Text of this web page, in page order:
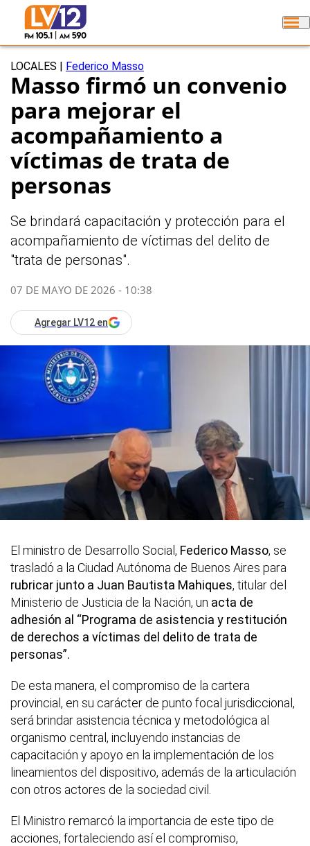
LOCALES Federico Masso
Masso firmó un convenio
para mejorar el
acompañamiento a
víctimas de trata de
personas
Se brindará capacitación y protección para el
acompañamiento de víctimas del delito de
"trata de personas".
07 DE MAYO DE 2026 - 10:38
Agregar LV12 en
El ministro de Desarrollo Social, Federico Masso, se
trasladó a la Ciudad Autónoma de Buenos Aires para
rubricar junto a Juan Bautista Mahiques, titular del
Ministerio de Justicia de la Nación, un acta de
adhesión al “Programa de asistencia y restitución
de derechos a víctimas del delito de trata de
personas”.
De esta manera, el compromiso de la cartera
provincial, en su carácter de punto focal jurisdiccional,
será brindar asistencia técnica y metodológica al
organismo central, incluyendo instancias de
capacitación y apoyo en la implementación de los
lineamientos del dispositivo, además de la articulación
con otros actores de la sociedad civil.
El Ministro remarcó la importancia de este tipo de
acciones, fortaleciendo así el compromiso,